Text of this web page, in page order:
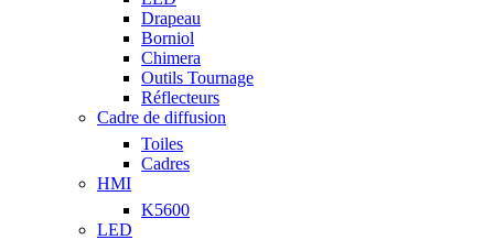
Drapeau
Borniol
Chimera
Outils Tournage
Réflecteurs
Cadre de diffusion
Toiles
Cadres
HMI
K5600
LED